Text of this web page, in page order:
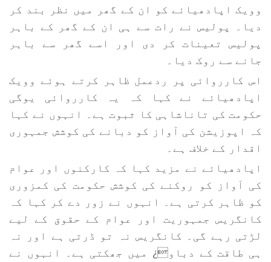
وویک اپادھیائے کو ان کے گھر میں نظر بند کر
دیا۔ پولیس نے رات سے ہی ان کے گھر کے باہر
پولیس تعینات کر دی اور اسے گھر سے باہر
جانے سے روک دیا۔
اس کارروائی پر ردعمل ظاہر کرتے ہوئے وویک
اپادھیائے نے کہا کہ یہ کارروائی یوگی
حکومت کی تاناشاہی کا ثبوت ہے۔ انہوں نے کہا
کہ اپوزیشن کی آواز کو دبانے کی کوشش جمہوری
اقدار کے خلاف ہے۔
اپادھیائے نے مزید کہا کہ کارکنوں اور عوام
کی آواز کو روکنے کی کوشش حکومت کی کمزوری
کو ظاہر کرتی ہے۔ انہوں نے زور دے کر کہا کہ
کانگریس جمہوریت اور عوام کے حقوق کے لیے
لڑتی رہے گی۔ کانگریس نہ تو ڈرتی ہے اور نہ
ہی طاقت کے دباو¿ میں جھکتی ہے۔ انہوں نے